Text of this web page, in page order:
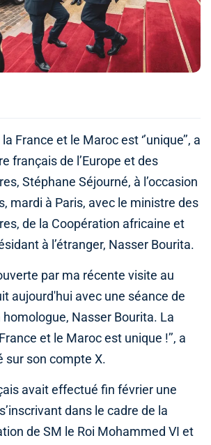
France et le Maroc est ‘’unique’’, a
français de l’Europe et des
Stéphane Séjourné, à l’occasion
mardi à Paris, avec le ministre des
de la Coopération africaine et
à l’étranger, Nasser Bourita.
par ma récente visite au
aujourd'hui avec une séance de
Nasser Bourita. La
et le Maroc est unique !’’, a
sur son compte X.
avait effectué fin février une
dans le cadre de la
de SM le Roi Mohammed VI et